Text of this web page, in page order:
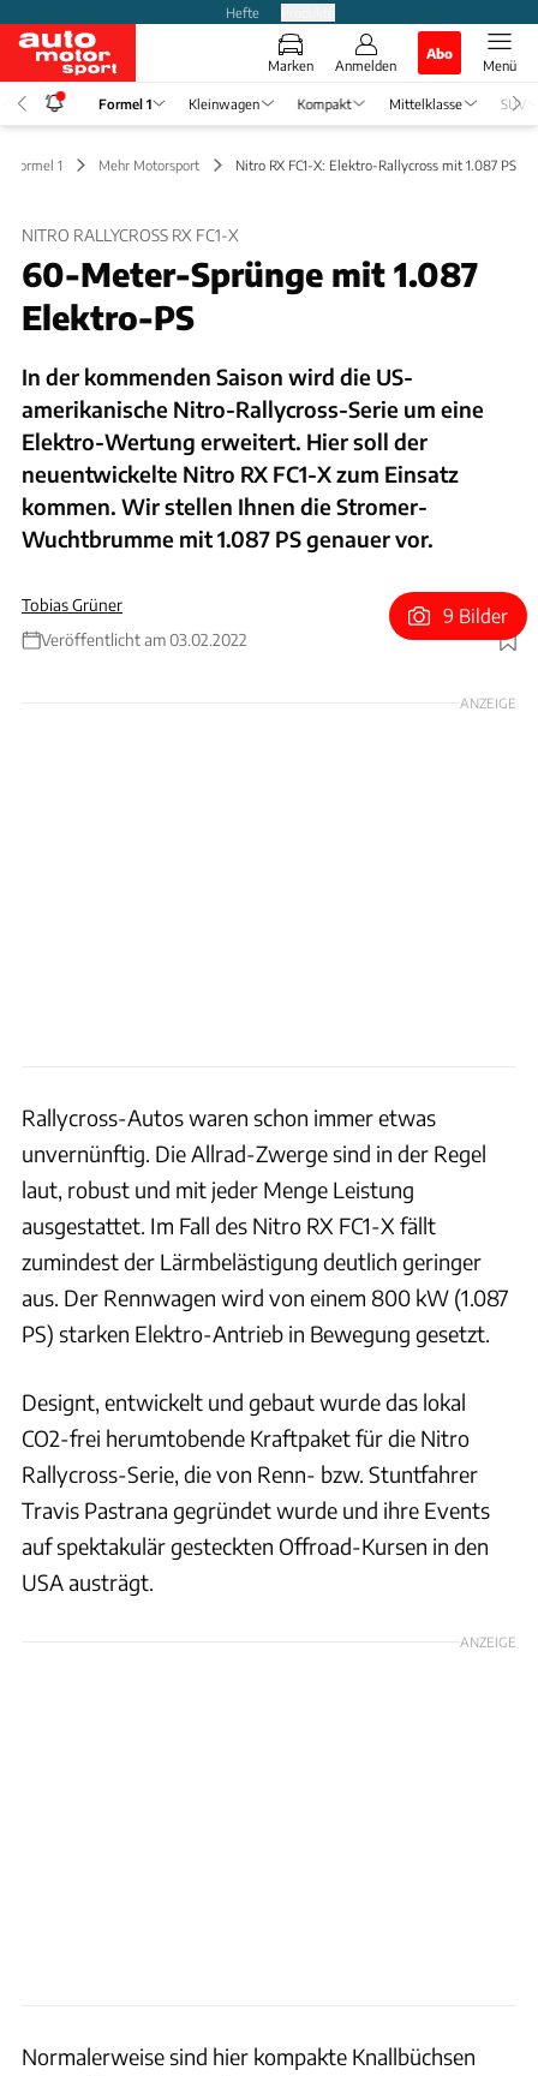
Hefte
Marken Anmelden
Abo
Menü
Formel 1 Kleinwagen Kompakt Mittelklasse SUV
Formel 1 Mehr Motorsport Nitro RX FC1-X: Elektro-Rallycross mit 1.087 PS
NITRO RALLYCROSS RX FC1-X
60-Meter-Sprünge mit 1.087
Elektro-PS
In der kommenden Saison wird die US-
amerikanische Nitro-Rallycross-Serie um eine
Elektro-Wertung erweitert. Hier soll der
neuentwickelte Nitro RX FC1-X zum Einsatz
kommen. Wir stellen Ihnen die Stromer-
Wuchtbrumme mit 1.087 PS genauer vor.
Tobias Grüner
Veröffentlicht am 03.02.2022
Foto: Nitro RX
9 Bilder
ANZEIGE
Rallycross-Autos waren schon immer etwas
unvernünftig. Die Allrad-Zwerge sind in der Regel
laut, robust und mit jeder Menge Leistung
ausgestattet. Im Fall des Nitro RX FC1-X fällt
zumindest der Lärmbelästigung deutlich geringer
aus. Der Rennwagen wird von einem 800 kW (1.087
PS) starken Elektro-Antrieb in Bewegung gesetzt.
Designt, entwickelt und gebaut wurde das lokal
CO2-frei herumtobende Kraftpaket für die Nitro
Rallycross-Serie, die von Renn- bzw. Stuntfahrer
Travis Pastrana gegründet wurde und ihre Events
auf spektakulär gesteckten Offroad-Kursen in den
USA austrägt.
ANZEIGE
Normalerweise sind hier kompakte Knallbüchsen